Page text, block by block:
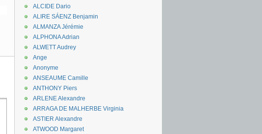
ALCIDE Dario
ALIRE SÁENZ Benjamin
ALMANZA Jérémie
ALPHONA Adrian
ALWETT Audrey
Ange
Anonyme
ANSEAUME Camille
ANTHONY Piers
ARLENE Alexandre
ARRAGA DE MALHERBE Virginia
ASTIER Alexandre
ATWOOD Margaret